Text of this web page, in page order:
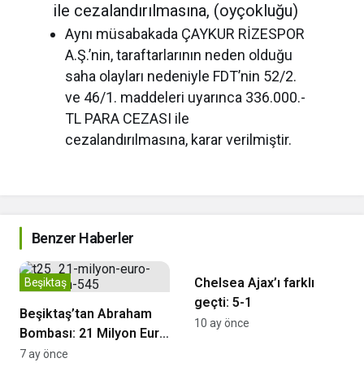
ile cezalandırılmasına, (oyçokluğu)
Aynı müsabakada ÇAYKUR RİZESPOR
A.Ş.’nin, taraftarlarının neden olduğu
saha olayları nedeniyle FDT’nin 52/2.
ve 46/1. maddeleri uyarınca 336.000.-
TL PARA CEZASI ile
cezalandırılmasına, karar verilmiştir.
Benzer Haberler
Beşiktaş’tan Abraham
Bombası: 21 Milyon Euro
+ Yasin Özcan
Beşiktaş
7 ay önce
Chelsea Ajax’ı farklı
geçti: 5-1
10 ay önce